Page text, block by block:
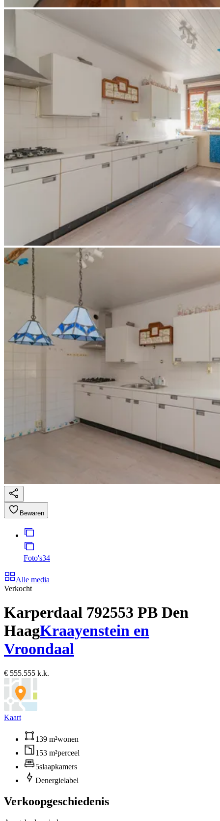
Bewaren
Foto's34
Alle media
Verkocht
Karperdaal 792553 PB Den
HaagKraayenstein en
Vroondaal
€ 555.555 k.k.
Kaart
139 m²wonen
153 m²perceel
5slaapkamers
Denergielabel
Verkoopgeschiedenis